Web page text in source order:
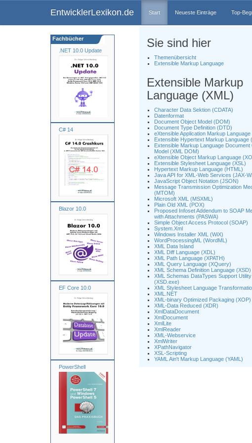
EntwicklerLexikon.de Start Neueste Einträge Top-
.NET 10.0 Update
C# 14
Blazor 10.0
EF Core 10.0
PowerShell
Fachbücher Sie sind hier
Themenübersicht
Extensible Markup Language
Extensible Markup
Language (XML)
Character Data Sektion (CDATA)
Datenformat
Document Object Model (DOM)
Document Type Definition (DTD)
eXtensible Application Markup Language
Extensible Hypertext Markup Language
Extensible Markup Language Document
Model (XML DOM)
eXtensible Object Markup Language
Extensible Stylesheet Language (XSL)
Hypertext Markup Language (HTML)
Java API for XML-Web Services (JAX-
JavaScript Object Notation (JSON)
Message Transmission Optimization
(MTOM)
Microsoft XML (MSXML)
Plain Old XML (POX)
Proposed Infoset Addendum to SOAP
with Attachments (PASWA)
Simple Object Access Protocol (SOAP)
System.Xml
Windows Installer XML (WiX)
WordProcessingML (WordML)
XML Data Island
XML Diff Language (XDL)
XML Path Language (XPATH)
XML Query Language (XQuery)
XML Schema Definition Language (XSD)
XML Schemas DataTypes Support Utility
(XSD.exe)
XML Stylesheet Language
XML.NET
XML-binary Optimized Packaging (XOP)
XML-Data Reduced (XDR)
XmlDataDocument
XmlDocument
XmlLite
XmlReader
XML-Webservice
XmlWriter
XPathNavigator
XSL-Scripting
YAML Ain't Markup Language (YAML)